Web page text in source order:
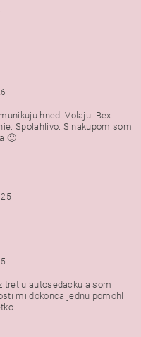
hned. Volaju. Bex
Spolahlivo. S nakupom som
tretiu autosedacku a som
mi dokonca jednu pomohli